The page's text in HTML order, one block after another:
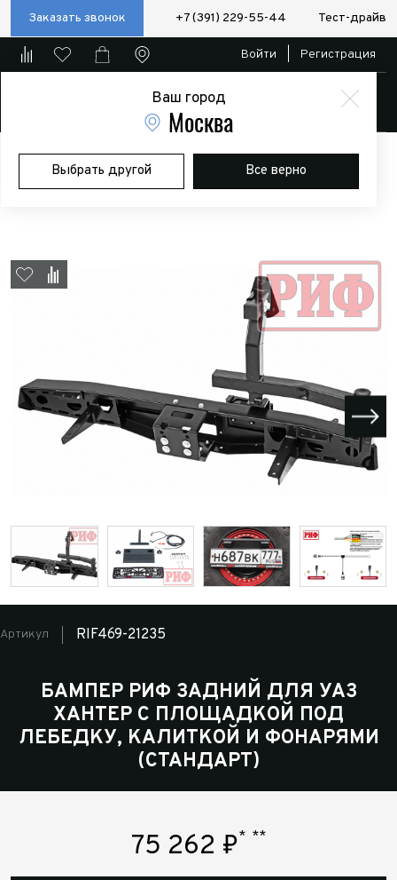
Заказать звонок +7 (391) 229-55-44 Тест-драйв
Ваш город
Москва
Выбрать другой Все верно
Войти Регистрация
Главная Магазин Дополнительное оборудование
Силовые
бампера/пороги/калитки
Бампер РИФ задний для УАЗ Хантер с
площадкой под лебедку, калиткой и фонарями (стандарт)
Артикул RIF469-21235
БАМПЕР РИФ ЗАДНИЙ ДЛЯ УАЗ
ХАНТЕР С ПЛОЩАДКОЙ ПОД
ЛЕБЕДКУ, КАЛИТКОЙ И ФОНАРЯМИ
(СТАНДАРТ)
75 262 ₽* **